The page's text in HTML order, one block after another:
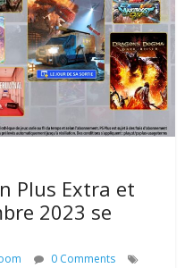
Plus Extra et
2023 se
0 Comments